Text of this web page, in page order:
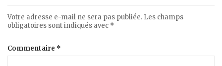
Votre adresse e-mail ne sera pas publiée. Les champs
obligatoires sont indiqués avec *
Commentaire *